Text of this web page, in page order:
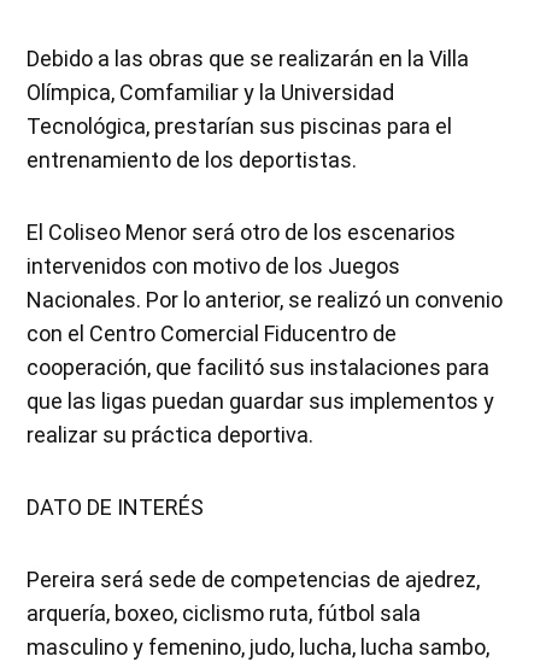
Debido a las obras que se realizarán en la Villa
Olímpica, Comfamiliar y la Universidad
Tecnológica, prestarían sus piscinas para el
entrenamiento de los deportistas.
El Coliseo Menor será otro de los escenarios
intervenidos con motivo de los Juegos
Nacionales. Por lo anterior, se realizó un convenio
con el Centro Comercial Fiducentro de
cooperación, que facilitó sus instalaciones para
que las ligas puedan guardar sus implementos y
realizar su práctica deportiva.
DATO DE INTERÉS
Pereira será sede de competencias de ajedrez,
arquería, boxeo, ciclismo ruta, fútbol sala
masculino y femenino, judo, lucha, lucha sambo,